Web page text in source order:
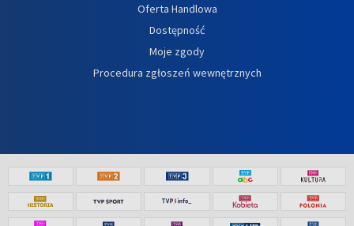
Oferta Handlowa
Dostępność
Moje zgody
Procedura zgłoszeń wewnętrznych